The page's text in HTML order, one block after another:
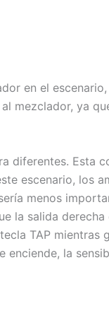
en el
mezclador, ya
diferentes. Esta
escenario, los
menos
la salida derecha
TAP mientras
enciende, la